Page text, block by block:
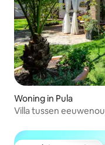
Woning in Pula
Villa tussen